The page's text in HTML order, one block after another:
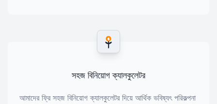
$
সহজ বিনিয়োগ ক্যালকুলেটর
আমাদের ফ্রি সহজ বিনিয়োগ ক্যালকুলেটর দিয়ে আর্থিক ভবিষ্যৎ পরিকল্পনা